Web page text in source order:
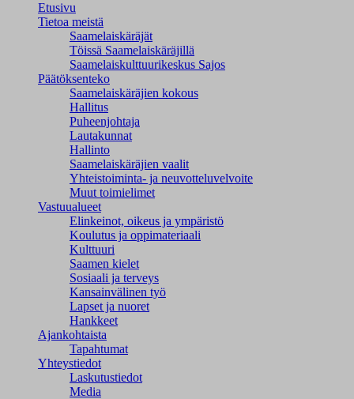
Etusivu
Tietoa meistä
Saamelaiskäräjät
Töissä Saamelaiskäräjillä
Saamelaiskulttuuri­keskus Sajos
Päätöksenteko
Saamelaiskäräjien kokous
Hallitus
Puheenjohtaja
Lautakunnat
Hallinto
Saamelaiskäräjien vaalit
Yhteistoiminta- ja neuvotteluvelvoite
Muut toimielimet
Vastuualueet
Elinkeinot, oikeus ja ympäristö
Koulutus ja oppimateriaali
Kulttuuri
Saamen kielet
Sosiaali ja terveys
Kansainvälinen työ
Lapset ja nuoret
Hankkeet
Ajankohtaista
Tapahtumat
Yhteystiedot
Laskutustiedot
Media